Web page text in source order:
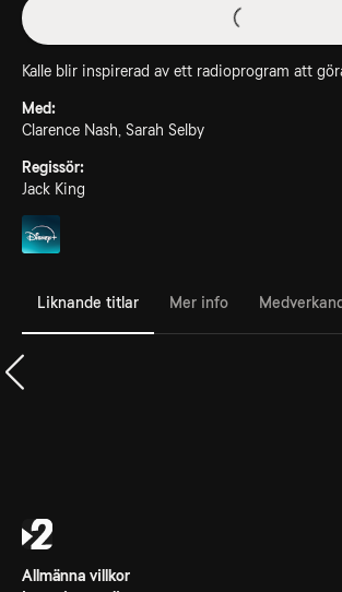
Kalle blir inspirerad av ett radioprogram att
Med:
Clarence Nash, Sarah Selby
Regissör:
Jack King
Liknande titlar Mer info
Allmänna villkor